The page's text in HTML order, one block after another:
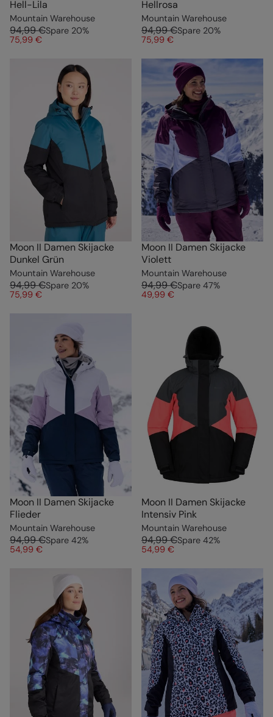
Hell-Lila
Mountain Warehouse
94,99 €Spare 20%
75,99 €
Hellrosa
Mountain Warehouse
94,99 €Spare 20%
75,99 €
Moon II Damen Skijacke
Dunkel Grün
Mountain Warehouse
94,99 €Spare 20%
75,99 €
Moon II Damen Skijacke
Violett
Mountain Warehouse
94,99 €Spare 47%
49,99 €
Moon II Damen Skijacke
Flieder
Mountain Warehouse
94,99 €Spare 42%
54,99 €
Moon II Damen Skijacke
Intensiv Pink
Mountain Warehouse
94,99 €Spare 42%
54,99 €